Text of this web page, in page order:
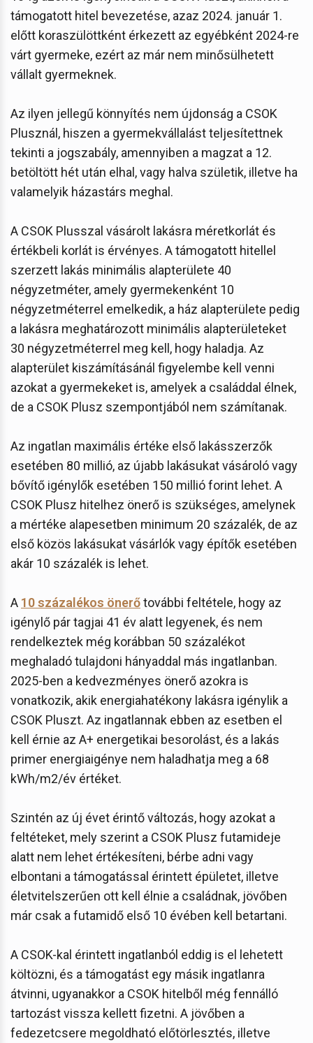
támogatott hitel bevezetése, azaz 2024. január 1.
előtt koraszülöttként érkezett az egyébként 2024-re
várt gyermeke, ezért az már nem minősülhetett
vállalt gyermeknek.
Az ilyen jellegű könnyítés nem újdonság a CSOK
Plusznál, hiszen a gyermekvállalást teljesítettnek
tekinti a jogszabály, amennyiben a magzat a 12.
betöltött hét után elhal, vagy halva születik, illetve ha
valamelyik házastárs meghal.
A CSOK Plusszal vásárolt lakásra méretkorlát és
értékbeli korlát is érvényes. A támogatott hitellel
szerzett lakás minimális alapterülete 40
négyzetméter, amely gyermekenként 10
négyzetméterrel emelkedik, a ház alapterülete pedig
a lakásra meghatározott minimális alapterületeket
30 négyzetméterrel meg kell, hogy haladja. Az
alapterület kiszámításánál figyelembe kell venni
azokat a gyermekeket is, amelyek a családdal élnek,
de a CSOK Plusz szempontjából nem számítanak.
Az ingatlan maximális értéke első lakásszerzők
esetében 80 millió, az újabb lakásukat vásároló vagy
bővítő igénylők esetében 150 millió forint lehet. A
CSOK Plusz hitelhez önerő is szükséges, amelynek
a mértéke alapesetben minimum 20 százalék, de az
első közös lakásukat vásárlók vagy építők esetében
akár 10 százalék is lehet.
A 10 százalékos önerőtovábbi feltétele, hogy az
igénylő pár tagjai 41 év alatt legyenek, és nem
rendelkeztek még korábban 50 százalékot
meghaladó tulajdoni hányaddal más ingatlanban.
2025-ben a kedvezményes önerő azokra is
vonatkozik, akik energiahatékony lakásra igénylik a
CSOK Pluszt. Az ingatlannak ebben az esetben el
kell érnie az A+ energetikai besorolást, és a lakás
primer energiaigénye nem haladhatja meg a 68
kWh/m2/év értéket.
Szintén az új évet érintő változás, hogy azokat a
feltéteket, mely szerint a CSOK Plusz futamideje
alatt nem lehet értékesíteni, bérbe adni vagy
elbontani a támogatással érintett épületet, illetve
életvitelszerűen ott kell élnie a családnak, jövőben
már csak a futamidő első 10 évében kell betartani.
A CSOK-kal érintett ingatlanból eddig is el lehetett
költözni, és a támogatást egy másik ingatlanra
átvinni, ugyanakkor a CSOK hitelből még fennálló
tartozást vissza kellett fizetni. A jövőben a
fedezetcsere megoldható előtörlesztés, illetve